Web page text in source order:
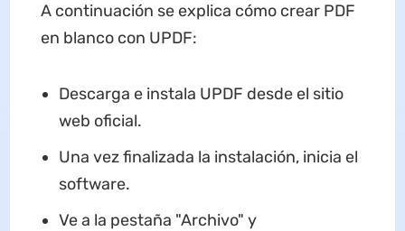
A continuación se explica cómo crear PDF
en blanco con UPDF:
Descarga e instala UPDF desde el sitio
web oficial.
Una vez finalizada la instalación, inicia el
software.
Ve a la pestaña "Archivo" y